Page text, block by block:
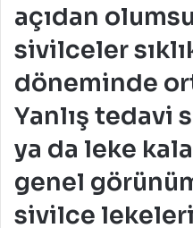
açıdan
sivilceler
döneminde
Yanlış tedavi
ya da leke
genel
sivilce